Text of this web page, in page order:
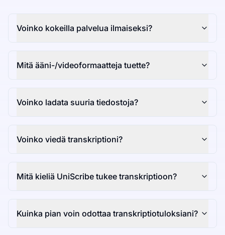
Voinko kokeilla palvelua ilmaiseksi?
Mitä ääni-/videoformaatteja tuette?
Voinko ladata suuria tiedostoja?
Voinko viedä transkriptioni?
Mitä kieliä UniScribe tukee transkriptioon?
Kuinka pian voin odottaa transkriptiotuloksiani?